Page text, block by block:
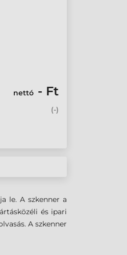
nettó - Ft
(-)
le. A szkenner a
és ipari
A szkenner